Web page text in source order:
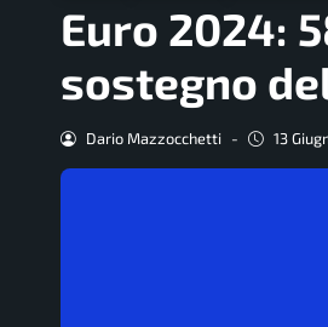
Euro 2024:
sostegno
Dario Mazzocchetti - 13